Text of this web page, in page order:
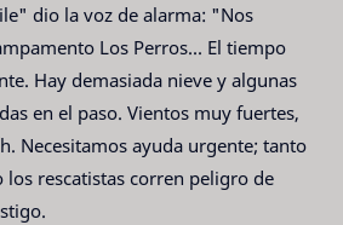
dio la voz de alarma: "Nos
Los Perros... El tiempo
Hay demasiada nieve y algunas
en el paso. Vientos muy fuertes,
Necesitamos ayuda urgente; tanto
los rescatistas corren peligro de